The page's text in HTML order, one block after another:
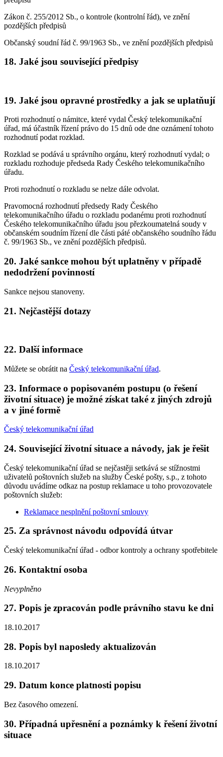
Zákon č. 255/2012 Sb., o kontrole (kontrolní řád), ve znění
pozdějších předpisů
Občanský soudní řád č. 99/1963 Sb., ve znění pozdějších předpisů
18. Jaké jsou související předpisy
19. Jaké jsou opravné prostředky a jak se uplatňují
Proti rozhodnutí o námitce, které vydal Český telekomunikační
úřad, má účastník řízení právo do 15 dnů ode dne oznámení tohoto
rozhodnutí podat rozklad.
Rozklad se podává u správního orgánu, který rozhodnutí vydal; o
rozkladu rozhoduje předseda Rady Českého telekomunikačního
úřadu.
Proti rozhodnutí o rozkladu se nelze dále odvolat.
Pravomocná rozhodnutí předsedy Rady Českého
telekomunikačního úřadu o rozkladu podanému proti rozhodnutí
Českého telekomunikačního úřadu jsou přezkoumatelná soudy v
občanském soudním řízení dle části páté občanského soudního řádu
č. 99/1963 Sb., ve znění pozdějších předpisů.
20. Jaké sankce mohou být uplatněny v případě
nedodržení povinností
Sankce nejsou stanoveny.
21. Nejčastější dotazy
22. Další informace
Můžete se obrátit na Český telekomunikační úřad.
23. Informace o popisovaném postupu (o řešení
životní situace) je možné získat také z jiných zdrojů
a v jiné formě
Český telekomunikační úřad
24. Související životní situace a návody, jak je řešit
Český telekomunikační úřad se nejčastěji setkává se stížnostmi
uživatelů poštovních služeb na služby České pošty, s.p., z tohoto
důvodu uvádíme odkaz na postup reklamace u toho provozovatele
poštovních služeb:
Reklamace nesplnění poštovní smlouvy
25. Za správnost návodu odpovídá útvar
Český telekomunikační úřad - odbor kontroly a ochrany spotřebitele
26. Kontaktní osoba
Nevyplněno
27. Popis je zpracován podle právního stavu ke dni
18.10.2017
28. Popis byl naposledy aktualizován
18.10.2017
29. Datum konce platnosti popisu
Bez časového omezení.
30. Případná upřesnění a poznámky k řešení životní
situace